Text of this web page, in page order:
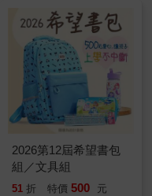
2026第12屆希望書包
組／文具組
51 折 特價 500 元